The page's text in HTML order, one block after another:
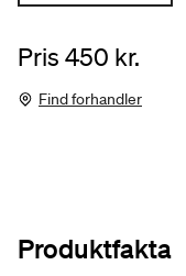
Pris 450 kr.
Find forhandler
Produktfakta